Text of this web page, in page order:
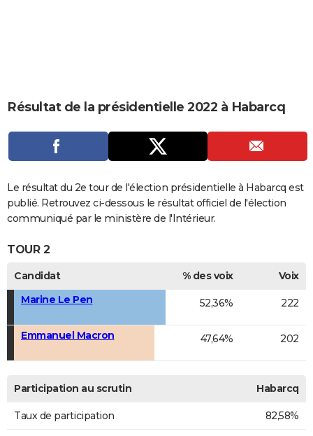
CARTE DE VOEUX
DICTIONNAIRE
Dictionnaire
Biographies
Expressions
Proverbes
PROGRAMME TV
COPAINS D'AVANT
Se connecter
Collèges
Universités
Entreprises
Service militaire
Avis de recherche
AVIS DE DÉCÈS
FORUM
Bricolage
Culture
Television
Voyage
Résultat de la présidentielle 2022 à Habarcq
Le résultat du 2e tour de l'élection présidentielle à Habarcq est
publié. Retrouvez ci-dessous le résultat officiel de l'élection
communiqué par le ministère de l'Intérieur.
TOUR 2
Candidat % des voix
Voix
Marine Le Pen
52,36% 222
Emmanuel Macron 47,64% 202
Participation au scrutin Habarcq
Taux de participation 82,58%